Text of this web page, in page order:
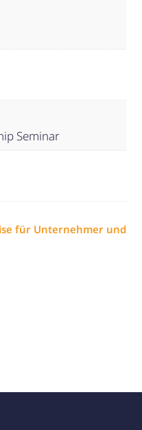
Seminar
für Unternehmer und